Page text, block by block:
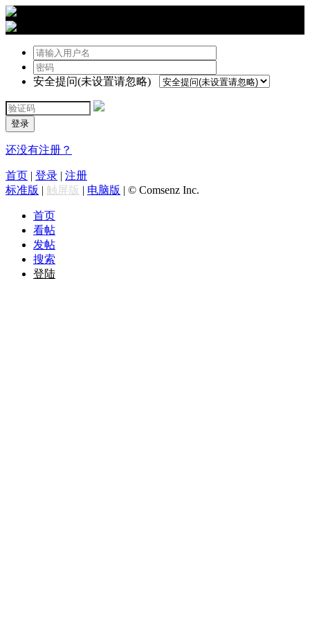
安全提问(未设置请忽略)
登录
还没有注册？
首页 | 登录 | 注册
标准版 | 触屏版 | 电脑版 | © Comsenz Inc.
首页
看帖
发帖
搜索
登陆